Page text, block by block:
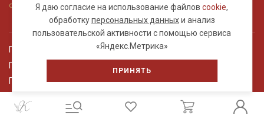
Я даю согласие на использование файловcookie,
обработкуперсональных данныхи анализ
пользовательской активности с помощью сервиса
«Яндекс.Метрика»
ПРИНЯТЬ
офертой.
Правовая информация
Политика обработки персональных данных
Пользовательское соглашение